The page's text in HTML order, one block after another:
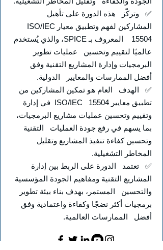
✅ وتركّز هذه الدورة على تأهيل
المشاركين لفهم وتطبيق معيار ISO/IEC
15504 المعروف بـ SPICE، والذي يُستخدم
عالميًا لتقييم وتحسين عمليات تطوير
البرمجيات وإدارة المشاريع التقنية وفق
أفضل الممارسات والمعايير الدولية.
✅ الهدف العام هو تمكين المشاركين من
تطبيق معايير ISO/IEC 15504 في إدارة
وتقييم وتحسين عمليات مشاريع البرمجيات،
بما يسهم في رفع جودة العمليات التقنية
وتحسين كفاءة تنفيذ المشاريع وتقليل
المخاطر التشغيلية.
✅ تعتمد الدورة على الربط بين إدارة
المشاريع التقنية ومفاهيم الجودة المؤسسية
والتحسين المستمر، بهدف بناء بيئة تطوير
برمجيات أكثر نضجًا وكفاءة واعتمادية وفق
أفضل الممارسات العالمية.